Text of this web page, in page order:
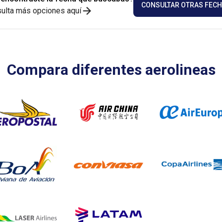
más opciones aquí
CONSULTAR OTRAS
Compara diferentes aerolineas